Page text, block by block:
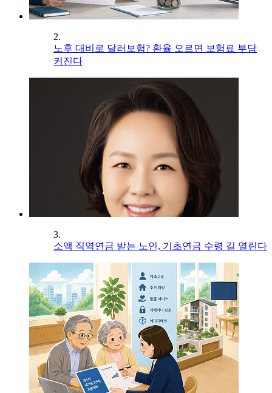
2.
노후 대비로 달러보험? 환율 오르면 보험료 부담
커진다
3.
소액 직역연금 받는 노인, 기초연금 수령 길 열린다